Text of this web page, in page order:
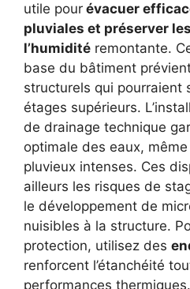
utile pour évacuer
pluviales et préserver
l’humidité remontante.
base du bâtiment
structurels qui pourraient
étages supérieurs.
de drainage technique
optimale des eaux, même
pluvieux intenses. Ces
ailleurs les risques de
le développement de
nuisibles à la structure.
protection, utilisez des
renforcent l’étanchéité
performances